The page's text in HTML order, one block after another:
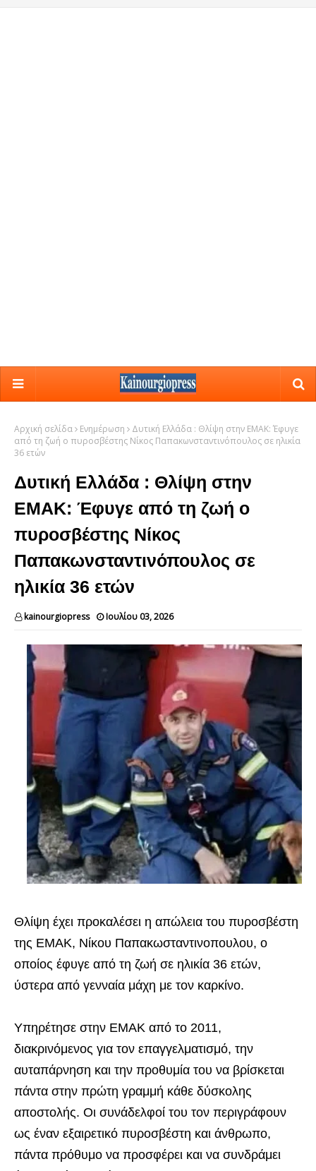
Αρχική σελίδα Ενημέρωση
Δυτική Ελλάδα : Θλίψη στην ΕΜΑΚ: Έφυγε
από τη ζωή ο πυροσβέστης Νίκος Παπακωνσταντινόπουλος σε ηλικία
36 ετών
Δυτική Ελλάδα : Θλίψη στην
ΕΜΑΚ: Έφυγε από τη ζωή ο
πυροσβέστης Νίκος
Παπακωνσταντινόπουλος σε
ηλικία 36 ετών
kainourgiopress Ιουλίου 03, 2026
Θλίψη έχει προκαλέσει η απώλεια του πυροσβέστη
της ΕΜΑΚ, Νίκου Παπακωσταντινοπουλου, ο
οποίος έφυγε από τη ζωή σε ηλικία 36 ετών,
ύστερα από γενναία μάχη με τον καρκίνο.
Υπηρέτησε στην ΕΜΑΚ από το 2011,
διακρινόμενος για τον επαγγελματισμό, την
αυταπάρνηση και την προθυμία του να βρίσκεται
πάντα στην πρώτη γραμμή κάθε δύσκολης
αποστολής. Οι συνάδελφοί του τον περιγράφουν
ως έναν εξαιρετικό πυροσβέστη και άνθρωπο,
πάντα πρόθυμο να προσφέρει και να συνδράμει